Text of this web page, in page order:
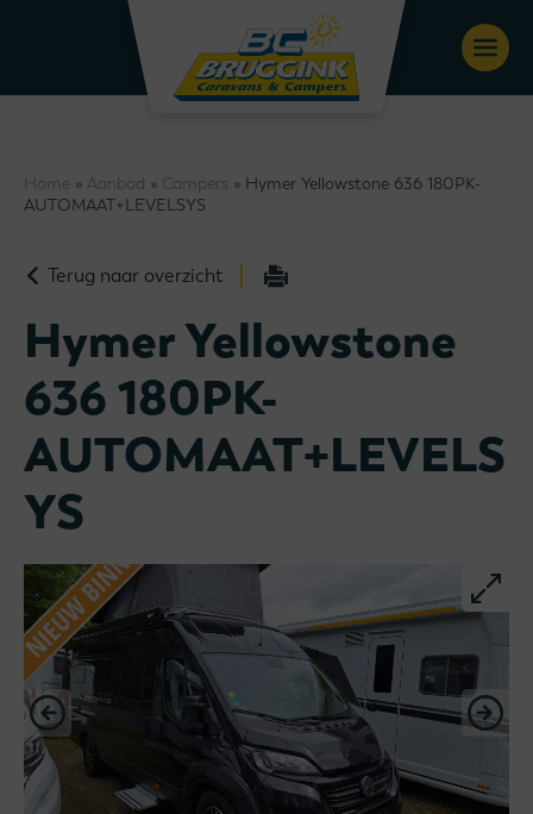
Home » Aanbod » Campers » Hymer Yellowstone 636 180PK-
AUTOMAAT+LEVELSYS
Terug naar overzicht
Hymer Yellowstone
636 180PK-
AUTOMAAT+LEVELS
YS